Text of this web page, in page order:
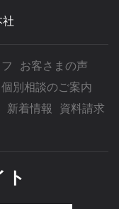
社
お客さまの声
個別相談のご案内
新着情報
資料請求
ト